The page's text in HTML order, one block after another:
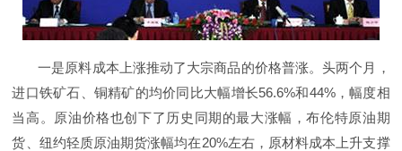
一是原料成本上涨推动了大宗商品的价格普涨。头两个月，
进口铁矿石、铜精矿的均价同比大幅增长56.6%和44%，幅度相
当高。原油价格也创下了历史同期的最大涨幅，布伦特原油期
货、纽约轻质原油期货涨幅均在20%左右，原材料成本上升支撑